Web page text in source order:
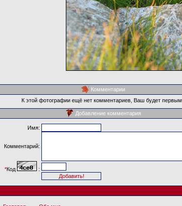
Комментарии
К этой фотографии ещё нет комментариев, Ваш будет первым.
Добавление комментария
Имя:
Комментарий:
*Код :